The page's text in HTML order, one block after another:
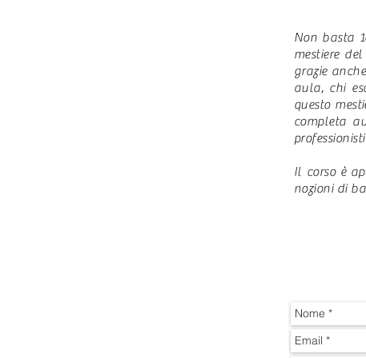
Non basta
mestiere
grazie
aula, chi
questo
completa
Il corso è
nozioni di